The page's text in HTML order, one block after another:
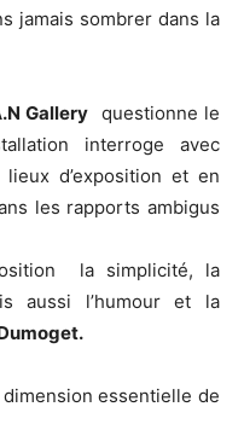
jamais sombrer dans la
Gallery questionne le
interroge avec
d’exposition et en
les rapports ambigus
la simplicité, la
aussi l’humour et la
essentielle de